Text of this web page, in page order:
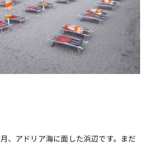
、アドリア海に面した浜辺です。まだ